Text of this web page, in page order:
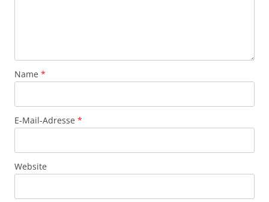
Name *
E-Mail-Adresse *
Website